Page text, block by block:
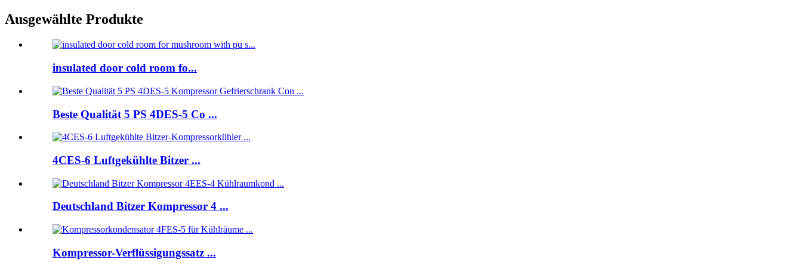
Ausgewählte Produkte
insulated door cold room fo...
Beste Qualität 5 PS 4DES-5 Co ...
4CES-6 Luftgekühlte Bitzer ...
Deutschland Bitzer Kompressor 4 ...
Kompressor-Verflüssigungssatz ...